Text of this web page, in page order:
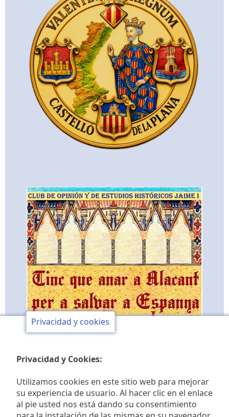
Club de opinión y de
Privacidad y cookies
Privacidad y Cookies:
Utilizamos cookies en este sitio web para mejorar
su experiencia de usuario. Al hacer clic en el enlace
al pie usted nos está dando su consentimiento